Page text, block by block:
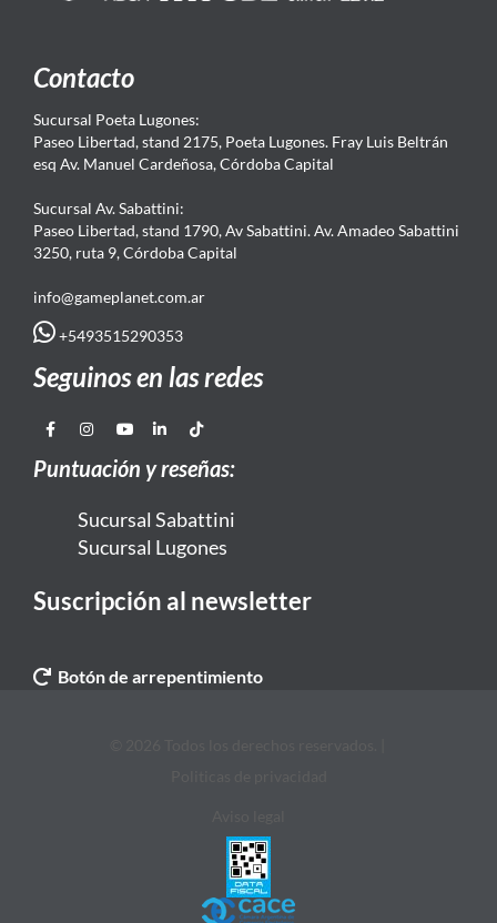
Contacto
Sucursal Poeta Lugones:
Paseo Libertad, stand 2175, Poeta Lugones. Fray Luis Beltrán
esq Av. Manuel Cardeñosa, Córdoba Capital
Sucursal Av. Sabattini:
Paseo Libertad, stand 1790, Av Sabattini. Av. Amadeo Sabattini
3250, ruta 9, Córdoba Capital
info@gameplanet.com.ar
+5493515290353
Seguinos en las redes
Puntuación y reseñas:
Sucursal Sabattini
Sucursal Lugones
Suscripción al newsletter
Botón de arrepentimiento